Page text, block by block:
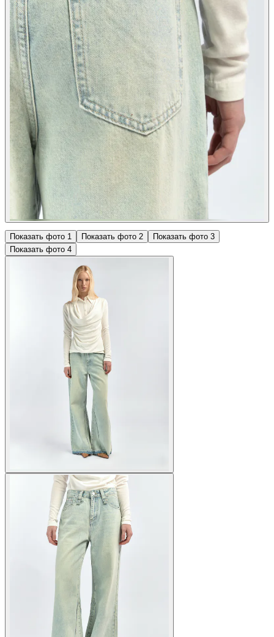
Показать фото 1 Показать фото 2 Показать фото 3
Показать фото 4